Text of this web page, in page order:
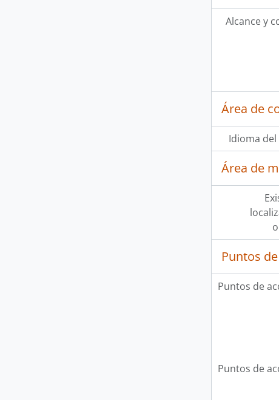
Alcance y
Área de
Idioma
Área de
Puntos
Puntos de
Puntos de